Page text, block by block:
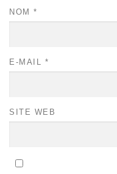
NOM *
E-MAIL *
SITE WEB